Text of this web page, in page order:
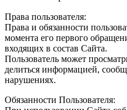
Права пользователя:
Права и обязанности
момента его первого
входящих в состав Сайта.
Пользователь может
делиться информацией,
нарушениях.
Обязанности Пользователя: